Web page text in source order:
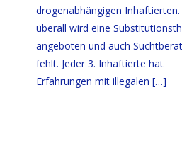
drogenabhängigen
überall wird eine
angeboten und auch
fehlt. Jeder 3. Inhaftierte hat
Erfahrungen mit illegalen […]